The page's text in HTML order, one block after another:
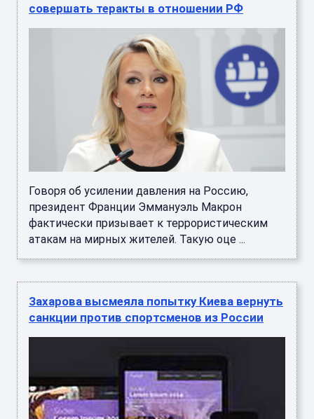
совершать теракты в отношении РФ
Говоря об усилении давления на Россию,
президент Франции Эммануэль Макрон
фактически призывает к террористическим
атакам на мирных жителей. Такую оце ...
Захарова высмеяла попытку Киева вернуть
санкции против спортсменов из России